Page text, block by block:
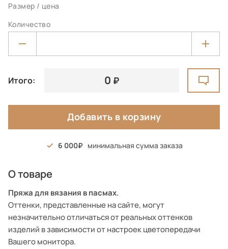
Размер / цена
Количество
Итого: 0
Добавить в корзину
6 000 минимальная сумма заказа
О товаре
Пряжа для вязания в пасмах.
Оттенки, представленные на сайте, могут
незначительно отличаться от реальных оттенков
изделий в зависимости от настроек цветопередачи
Вашего монитора.